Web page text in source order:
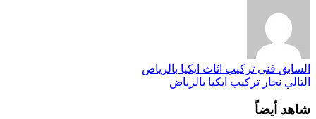
السابق فني تركيب اثاث ايكيا بالرياض
التالي نجار تركيب ايكيا بالرياض
شاهد أيضاً